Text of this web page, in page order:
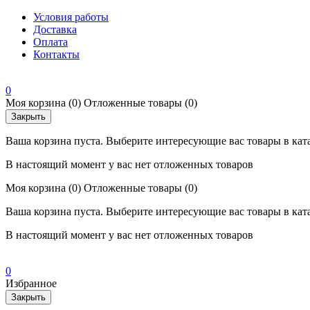
Условия работы
Доставка
Оплата
Контакты
0
Моя корзина (0) Отложенные товары (0)
Закрыть
Ваша корзина пуста. Выберите интересующие вас товары в
В настоящий момент у вас нет отложенных товаров
Моя корзина (0) Отложенные товары (0)
Ваша корзина пуста. Выберите интересующие вас товары в
В настоящий момент у вас нет отложенных товаров
0
Избранное
Закрыть